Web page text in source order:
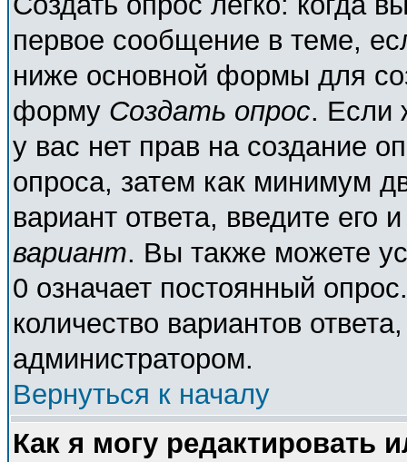
первое сообщение в теме,
ниже основной формы для
форму Создать опрос. Если
у вас нет прав на создание
опроса, затем как минимум
вариант ответа, введите его
вариант. Вы также можете
0 означает постоянный
количество вариантов
администратором.
Вернуться к началу
Как я могу редактировать